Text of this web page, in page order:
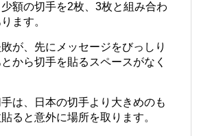
額の切手を2枚、3枚と組み合わ
ます。
が、先にメッセージをびっしり
から切手を貼るスペースがなく
は、日本の切手より大きめのも
ると意外に場所を取ります。